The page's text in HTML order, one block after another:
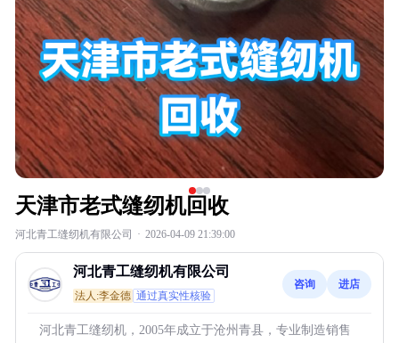
天津市老式缝纫机回收
河北青工缝纫机有限公司 · 2026-04-09 21:39:00
河北青工缝纫机有限公司
法人:李金德 通过真实性核验
咨询 进店
河北青工缝纫机，2005年成立于沧州青县，专业制造销售